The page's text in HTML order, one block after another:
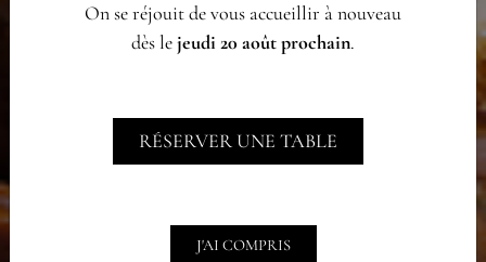
On se réjouit de vous accueillir à nouveau
dès lejeudi 20 août prochain.
RÉSERVER UNE TABLE
J'AI COMPRIS